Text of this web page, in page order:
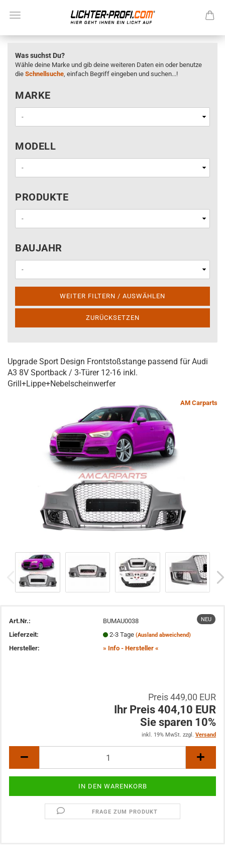
Was suchst Du?
Wähle deine Marke und gib deine weiteren Daten ein oder benutze
die Schnellsuche, einfach Begriff eingeben und suchen...!
MARKE
MARKE
MODELL
MODELL
PRODUKTE
PRODUKTE
BAUJAHR
BAUJAHR
WEITER FILTERN / AUSWÄHLEN
ZURÜCKSETZEN
Upgrade Sport Design Frontstoßstange passend für Audi
A3 8V Sportback / 3-Türer 12-16 inkl.
Grill+Lippe+Nebelscheinwerfer
AM Carparts
NEU
Art.Nr.:
BUMAU0038
Lieferzeit:
2-3 Tage (Ausland abweichend)
Hersteller: » Info - Hersteller «
Preis 449,00 EUR
Ihr Preis 404,10 EUR
Sie sparen 10%
inkl. 19% MwSt. zzgl. Versand
FRAGE ZUM PRODUKT